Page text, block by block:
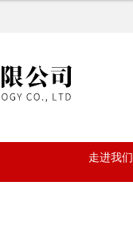
走进我们